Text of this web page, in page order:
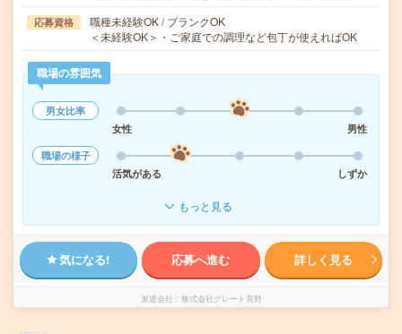
応募資格
職種未経験OK / ブランクOK
＜未経験OK＞・ご家庭での調理など包丁が使えればOK
職場の雰囲気
男女比率
女性
男性
職場の様子
活気がある
しずか
もっと見る
気になる! 応募へ進む 詳しく見る
派遣会社 株式会社グレート長野